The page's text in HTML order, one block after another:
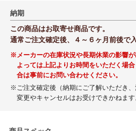
納期
この商品はお取寄せ商品です。
通常ご注文確定後、４～６ヶ月前後で
※メーカーの在庫状況や長期休業の影響
よっては上記よりお時間をいただく場
合は事前にお問い合わせください。
※ご注文確定後（納期にご了解いただき
変更やキャンセルはお受けできかねます